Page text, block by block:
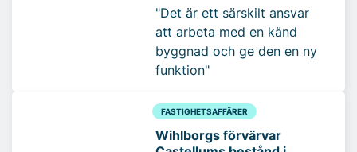
"Det är ett särskilt ansvar
att arbeta med en känd
byggnad och ge den en ny
funktion"
FASTIGHETSAFFÄRER
Wihlborgs förvärvar